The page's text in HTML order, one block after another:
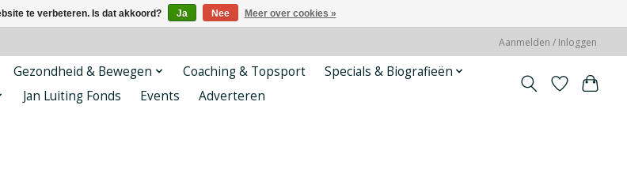
Aanmelden / Inloggen
Gezondheid & Bewegen Coaching & Topsport
Specials & Biografieën
Jan Luiting Fonds Events Adverteren
te verbeteren. Is dat akkoord? Ja Nee Meer over cookies »